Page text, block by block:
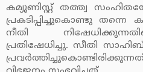
കമ്യൂണിസ്റ്റ് തത്ത്വ
പ്രകടിപ്പിച്ചുകൊണ്ടു തന്നെ
നീതി
പ്രതിഷേധിച്ചു. സീതി